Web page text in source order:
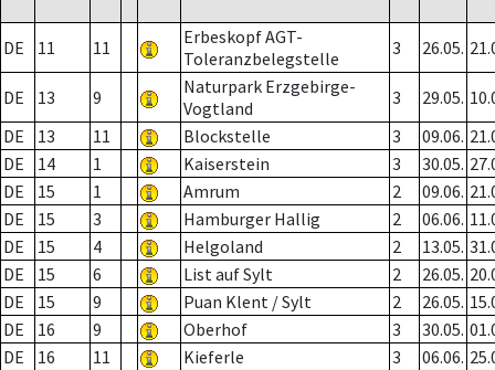
DE 11 11
Erbeskopf AGT-
Toleranzbelegstelle
3 26.05.
DE 13 9
Naturpark Erzgebirge-
Vogtland
3 29.05.
DE
13 11 Blockstelle 3 09.06.
DE
14 1 Kaiserstein 3 30.05.
DE
15 1 Amrum 2 09.06.
DE
15 3 Hamburger Hallig 2 06.06.
DE
15 4 Helgoland 2 13.05.
DE
15 6 List auf Sylt 2 26.05.
DE
15 9 Puan Klent / Sylt 2 26.05.
DE
16 9 Oberhof 3 30.05.
DE
16 11 Kieferle 3 06.06.